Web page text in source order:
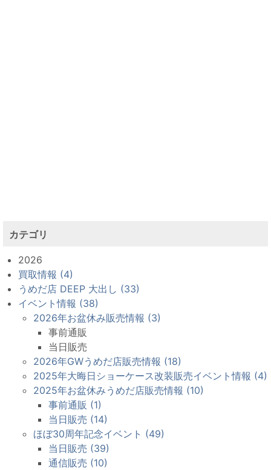
カテゴリ
2026
買取情報 (4)
うめだ店 DEEP 大出し (33)
イベント情報 (38)
2026年お盆休み販売情報 (3)
事前通販
当日販売
2026年GWうめだ店販売情報 (18)
2025年大晦日ショーケース改装販売イベント情報 (4)
2025年お盆休みうめだ店販売情報 (10)
事前通販 (1)
当日販売 (14)
ほぼ30周年記念イベント (49)
当日販売 (39)
通信販売 (10)